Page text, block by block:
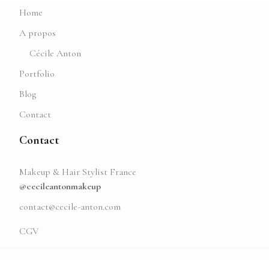
Home
A propos
Cécile Anton
Portfolio
Blog
Contact
Contact
Makeup & Hair Stylist France
@cecileantonmakeup
contact@cecile-anton.com
CGV